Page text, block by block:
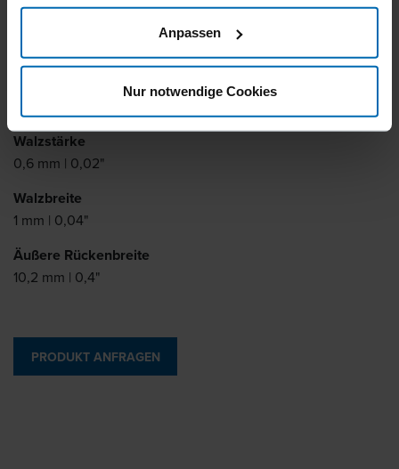
Anpassen
Nur notwendige Cookies
Walzstärke
0,6 mm | 0,02"
Walzbreite
1 mm | 0,04"
Äußere Rückenbreite
10,2 mm | 0,4"
PRODUKT ANFRAGEN